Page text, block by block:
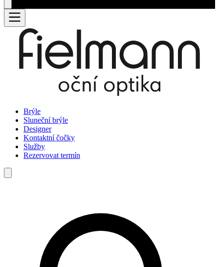
Brýle
Sluneční brýle
Designer
Kontaktní čočky
Služby
Rezervovat termín